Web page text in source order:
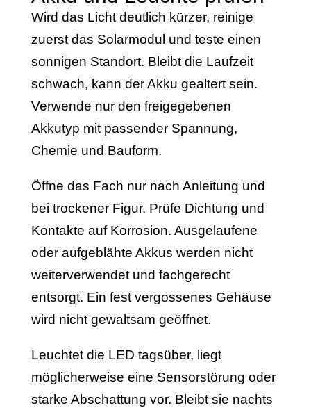
Wird das Licht deutlich kürzer, reinige
zuerst das Solarmodul und teste einen
sonnigen Standort. Bleibt die Laufzeit
schwach, kann der Akku gealtert sein.
Verwende nur den freigegebenen
Akkutyp mit passender Spannung,
Chemie und Bauform.
Öffne das Fach nur nach Anleitung und
bei trockener Figur. Prüfe Dichtung und
Kontakte auf Korrosion. Ausgelaufene
oder aufgeblähte Akkus werden nicht
weiterverwendet und fachgerecht
entsorgt. Ein fest vergossenes Gehäuse
wird nicht gewaltsam geöffnet.
Leuchtet die LED tagsüber, liegt
möglicherweise eine Sensorstörung oder
starke Abschattung vor. Bleibt sie nachts